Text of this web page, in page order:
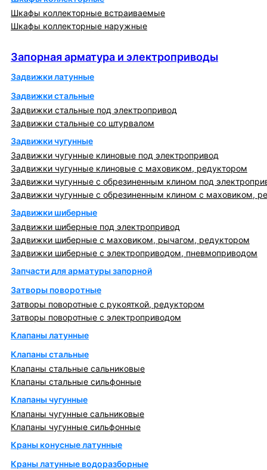
Шкафы коллекторные встраиваемые
Шкафы коллекторные наружные
Запорная арматура и электроприводы
Задвижки латунные
Задвижки стальные
Задвижки стальные под электропривод
Задвижки стальные со штурвалом
Задвижки чугунные
Задвижки чугунные клиновые под электропривод
Задвижки чугунные клиновые с маховиком, редуктором
Задвижки чугунные с обрезиненным клином под
Задвижки чугунные с обрезиненным клином с маховиком,
Задвижки шиберные
Задвижки шиберные под электропривод
Задвижки шиберные с маховиком, рычагом, редуктором
Задвижки шиберные с электроприводом, пневмоприводом
Запчасти для арматуры запорной
Затворы поворотные
Затворы поворотные с рукояткой, редуктором
Затворы поворотные с электроприводом
Клапаны латунные
Клапаны стальные
Клапаны стальные сальниковые
Клапаны стальные сильфонные
Клапаны чугунные
Клапаны чугунные сальниковые
Клапаны чугунные сильфонные
Краны конусные латунные
Краны латунные водоразборные